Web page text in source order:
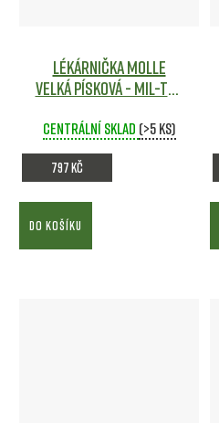
Lékárnička MOLLE
velká Písková - Mil-tec
Centrální sklad (>5 ks)
797 Kč
DO KOŠÍKU